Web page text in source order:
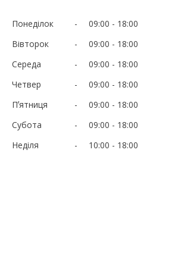
Понеділок 09:00
18:00
Вівторок
09:00
18:00
Середа
09:00
18:00
Четвер
09:00
18:00
Пʼятниця
09:00
18:00
Субота
09:00
18:00
Неділя
10:00 18:00